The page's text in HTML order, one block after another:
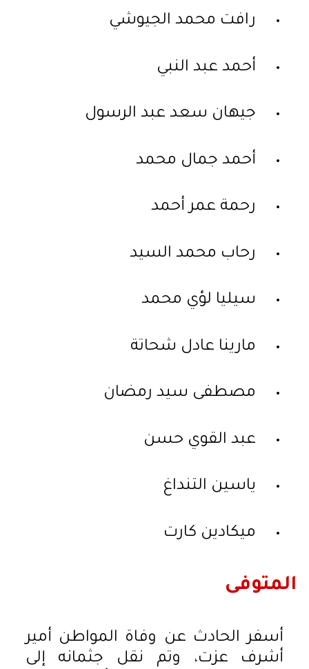
رافت محمد الجيوشي
أحمد عبد النبي
جيهان سعد عبد الرسول
أحمد جمال محمد
رحمة عمر أحمد
رحاب محمد السيد
سيليا لؤي محمد
مارينا عادل شحاتة
مصطفى سيد رمضان
عبد القوي حسن
ياسين التنداغ
ميكادين كارت
المتوفى
أسفر الحادث عن وفاة المواطن أمير
أشرف عزت، وتم نقل جثمانه إلى